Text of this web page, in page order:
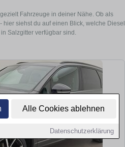
Alle Cookies ablehnen
Datenschutzerklärung
Fahrzeuge in deiner Nähe. Ob als
siehst du auf einen Blick, welche Diesel
Salzgitter verfügbar sind.